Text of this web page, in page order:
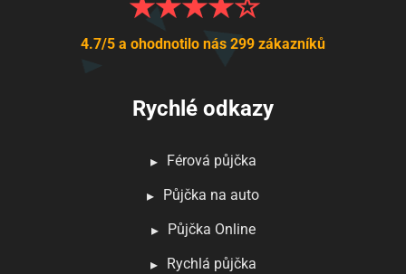
4.7/5 a ohodnotilo nás 299 zákazníků
Rychlé odkazy
Férová půjčka
Půjčka na auto
Půjčka Online
Rychlá půjčka